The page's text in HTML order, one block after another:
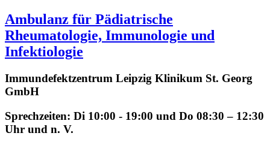
Ambulanz für Pädiatrische
Rheumatologie, Immunologie und
Infektiologie
Immundefektzentrum Leipzig Klinikum St. Georg
GmbH
Sprechzeiten: Di 10:00 - 19:00 und Do 08:30 – 12:30
Uhr und n. V.